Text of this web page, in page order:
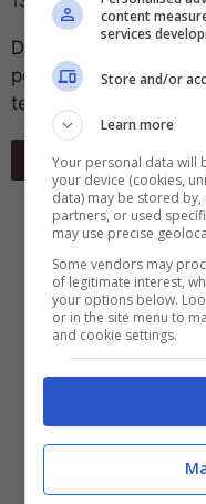
Dovete partire per le
portare i vostri
temete, questi sono
Leggi Tutto
content
services
Store and/or
Learn more
Your personal data will
your device (cookies,
data) may be stored
partners, or used
may use precise
Some vendors may
of legitimate interest,
your options below.
or in the site menu to
and cookie settings.